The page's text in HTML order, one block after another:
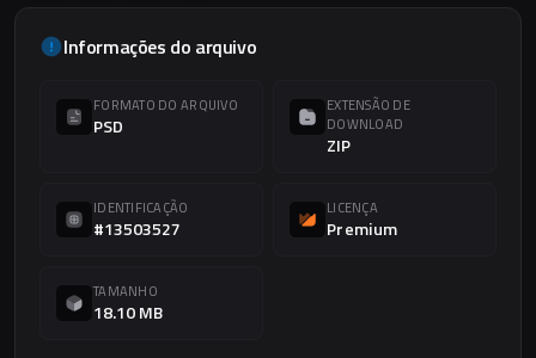
Informações do arquivo
FORMATO DO ARQUIVO
PSD
EXTENSÃO DE
DOWNLOAD
ZIP
IDENTIFICAÇÃO
#13503527
LICENÇA
Premium
TAMANHO
18.10 MB